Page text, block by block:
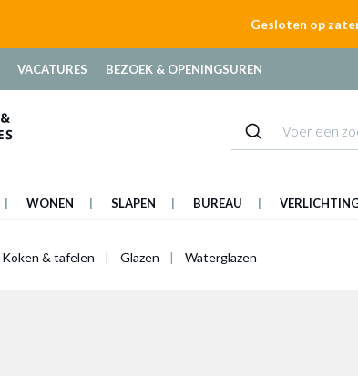
Gesloten op
VACATURES BEZOEK & OPENINGSUREN
WONEN SLAPEN BUREAU
Koken & tafelen Glazen Waterglazen